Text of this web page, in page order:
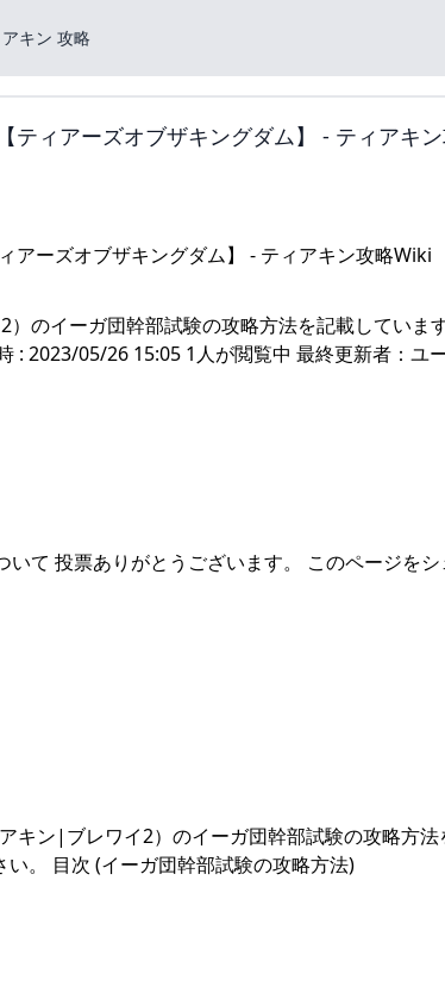
キン 攻略
ティアーズオブザキングダム】 - ティアキ
のイーガ団幹部試験の攻略方法を記載していま
: 2023/05/26 15:05 1人が閲覧中 最終更新者：ユ
て 投票ありがとうございます。 このページを
キン|ブレワイ2）のイーガ団幹部試験の攻略方法
。 目次 (イーガ団幹部試験の攻略方法)